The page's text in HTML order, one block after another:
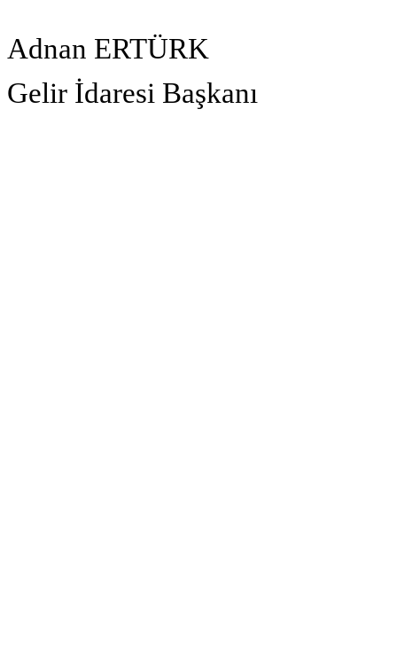
Adnan ERTÜRK
Gelir İdaresi Başkanı